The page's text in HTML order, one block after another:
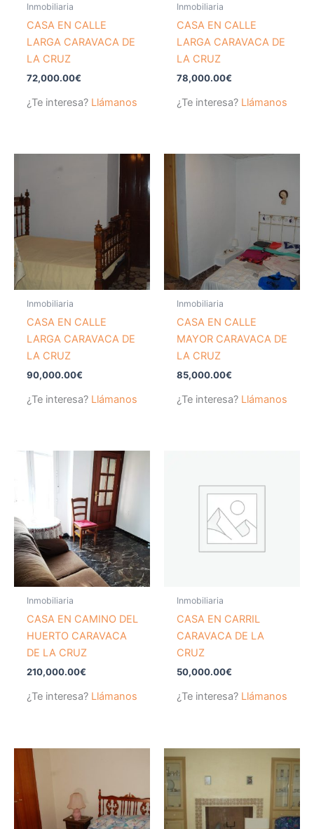
Inmobiliaria
CASA EN CALLE
LARGA CARAVACA DE
LA CRUZ
72,000.00€
¿Te interesa? Llámanos
Inmobiliaria
CASA EN CALLE
LARGA CARAVACA DE
LA CRUZ
78,000.00€
¿Te interesa? Llámanos
Inmobiliaria
CASA EN CALLE
LARGA CARAVACA DE
LA CRUZ
90,000.00€
¿Te interesa? Llámanos
Inmobiliaria
CASA EN CALLE
MAYOR CARAVACA DE
LA CRUZ
85,000.00€
¿Te interesa? Llámanos
Inmobiliaria
CASA EN CAMINO DEL
HUERTO CARAVACA
DE LA CRUZ
210,000.00€
¿Te interesa? Llámanos
Inmobiliaria
CASA EN CARRIL
CARAVACA DE LA
CRUZ
50,000.00€
¿Te interesa? Llámanos